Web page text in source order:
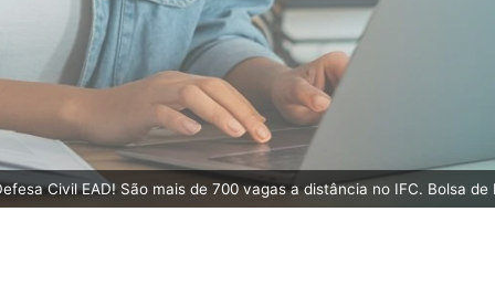
Civil EAD! São mais de 700 vagas a distância no IFC. Bolsa